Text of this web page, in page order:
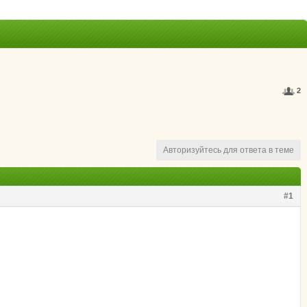
2
Авторизуйтесь для ответа в теме
#1